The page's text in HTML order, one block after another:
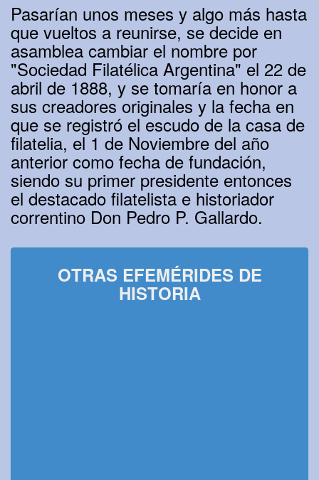
Pasarían unos meses y algo más hasta
que vueltos a reunirse, se decide en
asamblea cambiar el nombre por
"Sociedad Filatélica Argentina" el 22 de
abril de 1888, y se tomaría en honor a
sus creadores originales y la fecha en
que se registró el escudo de la casa de
filatelia, el 1 de Noviembre del año
anterior como fecha de fundación,
siendo su primer presidente entonces
el destacado filatelista e historiador
correntino Don Pedro P. Gallardo.
OTRAS EFEMÉRIDES DE
HISTORIA